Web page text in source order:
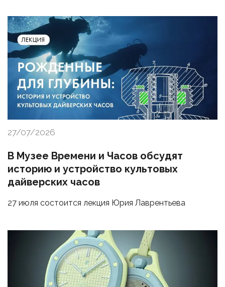
27/07/2026
В Музее Времени и Часов обсудят
историю и устройство культовых
дайверских часов
27 июля состоится лекция Юрия Лаврентьева